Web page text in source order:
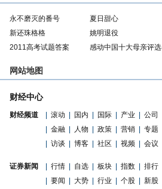
永不磨灭的番号 夏日甜心
新还珠格格
姚明退役
2011高考试题答案
感动中国十大母亲评选
网站地图
财经中心
财经频道 滚动 国内 国际 产业
公司
金融 人物 政策 营销
专题
访谈 博客 社区 视频 会议
证券新闻 行情 自选 板块 指数
排行
要闻 大势 行业 个股
新股